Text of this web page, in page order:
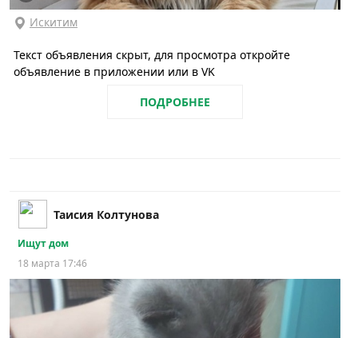
Искитим
Текст объявления скрыт, для просмотра откройте
объявление в приложении или в VK
ПОДРОБНЕЕ
Таисия Колтунова
Ищут дом
18 марта 17:46